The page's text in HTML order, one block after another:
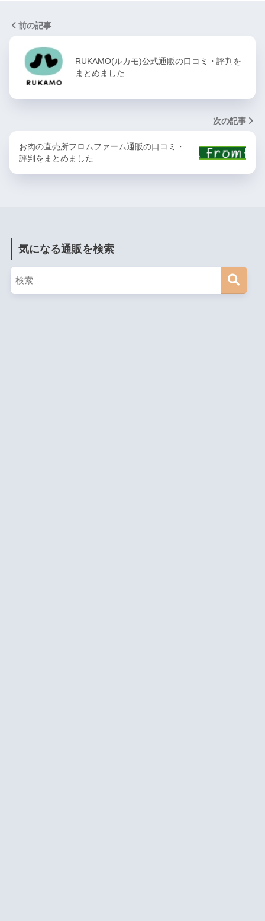
前の記事
RUKAMO(ルカモ)公式通販の口コミ・評判を
まとめました
次の記事
お肉の直売所フロムファーム通販の口コミ・
評判をまとめました
気になる通販を検索